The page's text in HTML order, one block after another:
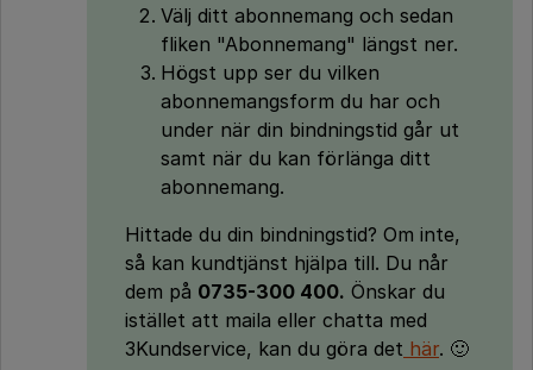
Välj ditt abonnemang och sedan
fliken "Abonnemang" längst ner.
Högst upp ser du vilken
abonnemangsform du har och
under när din bindningstid går ut
samt när du kan förlänga ditt
abonnemang.
Hittade du din bindningstid? Om inte,
så kan kundtjänst hjälpa till. Du når
dem på 0735-300 400. Önskar du
istället att maila eller chatta med
3Kundservice, kan du göra det här. 🙂